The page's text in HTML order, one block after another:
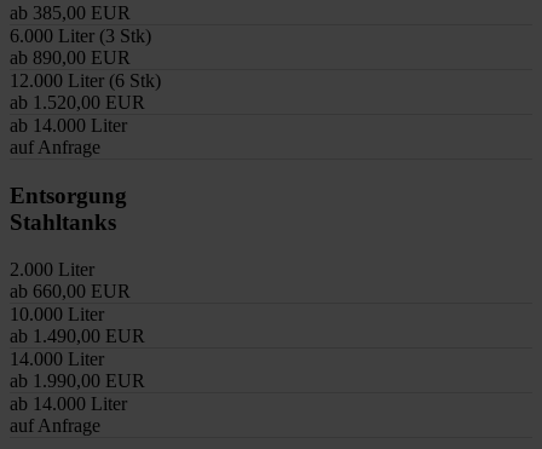
ab 385,00 EUR
6.000 Liter (3 Stk)
ab 890,00 EUR
12.000 Liter (6 Stk)
ab 1.520,00 EUR
ab 14.000 Liter
auf Anfrage
Entsorgung
Stahltanks
2.000 Liter
ab 660,00 EUR
10.000 Liter
ab 1.490,00 EUR
14.000 Liter
ab 1.990,00 EUR
ab 14.000 Liter
auf Anfrage